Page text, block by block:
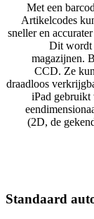
Met een
Artikelcodes
sneller en
Dit wordt
magazijnen.
CCD. Ze
draadloos
iPad gebruikt
(2D, de
Standaard